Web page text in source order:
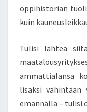
oppihistorian
kuin
Tulisi lähteä
ammattialansa
lisäksi
emännällä – tulisi